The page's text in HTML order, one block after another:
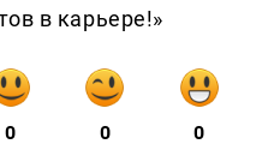
в карьере!»
0 0 0